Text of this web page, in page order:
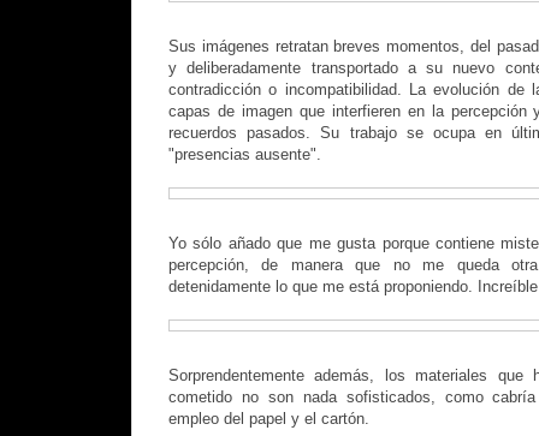
Sus imágenes retratan breves momentos, del
y deliberadamente transportado a su nuevo
contradicción o incompatibilidad. La evolución de
capas de imagen que interfieren en la
recuerdos pasados. Su trabajo se ocupa en
"presencias ausente".
Yo sólo añado que me gusta porque contiene
percepción, de manera que no me queda
detenidamente lo que me está proponiendo.
Sorprendentemente además, los materiales
cometido no son nada sofisticados, como
empleo del papel y el cartón.